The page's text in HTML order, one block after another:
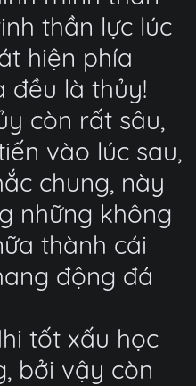
thần lực lúc
hiện phía
đều là thủy!
còn rất sâu,
vào lúc sau,
chung, này
những không
thành cái
động đá
tốt xấu học
bởi vậy còn